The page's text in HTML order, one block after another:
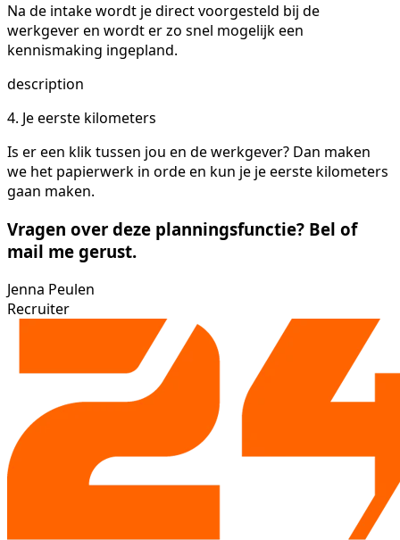
Na de intake wordt je direct voorgesteld bij de
werkgever en wordt er zo snel mogelijk een
kennismaking ingepland.
description
4. Je eerste kilometers
Is er een klik tussen jou en de werkgever? Dan maken
we het papierwerk in orde en kun je je eerste kilometers
gaan maken.
Vragen over deze planningsfunctie? Bel of
mail me gerust.
Jenna Peulen
Recruiter